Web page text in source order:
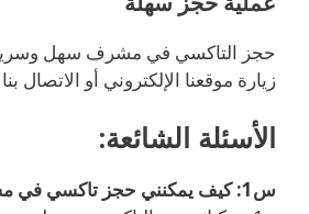
حجز التاكسي في مشرف سهل
زيارة موقعنا الإلكتروني أو الاتصال
الأسئلة الشائعة:
س1: كيف يمكنني حجز تاكسي في مشرف؟